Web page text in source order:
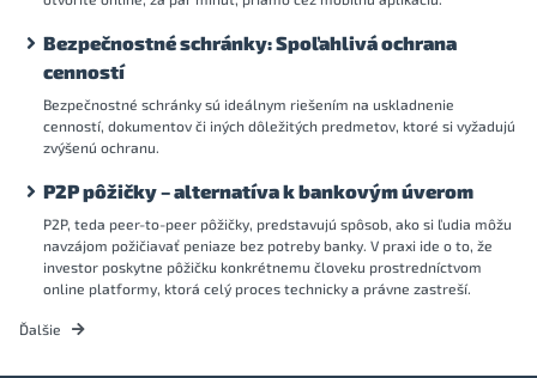
Bezpečnostné schránky: Spoľahlivá ochrana
cenností
Bezpečnostné schránky sú ideálnym riešením na uskladnenie
cenností, dokumentov či iných dôležitých predmetov, ktoré si vyžadujú
zvýšenú ochranu.
P2P pôžičky – alternatíva k bankovým úverom
P2P, teda peer-to-peer pôžičky, predstavujú spôsob, ako si ľudia môžu
navzájom požičiavať peniaze bez potreby banky. V praxi ide o to, že
investor poskytne pôžičku konkrétnemu človeku prostredníctvom
online platformy, ktorá celý proces technicky a právne zastreší.
Ďalšie